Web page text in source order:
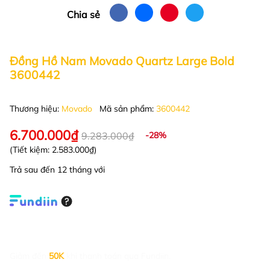
Chia sẻ
Đồng Hồ Nam Movado Quartz Large Bold
3600442
Thương hiệu: Movado Mã sản phẩm: 3600442
6.700.000₫ 9.283.000₫
-28%
(Tiết kiệm: 2.583.000₫)
Trả sau đến 12 tháng với
50K